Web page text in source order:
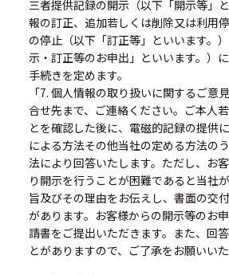
三者提供記録の開示（以下「開示等」
報の訂正、追加若しくは削除又は利用
の停止（以下「訂正等」といいます。
示・訂正等のお申出」といいます。）
手続きを定めます。
「7. 個人情報の取り扱いに関するご意
合せ先まで、ご連絡ください。ご本人
とを確認した後に、電磁的記録の提供
による方法その他当社の定める方法の
法により回答いたします。ただし、お
り開示を行うことが困難であると当社
旨及びその理由をお伝えし、書面の交
があります。お客様からの開示等のお
請書をご提出いただきます。また、回
とがありますので、ご了承をお願いいた